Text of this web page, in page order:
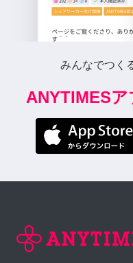
みんなでつく
ANYTIMES